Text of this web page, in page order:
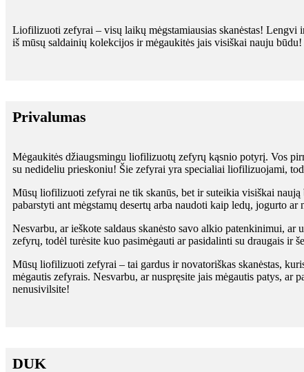
Liofilizuoti zefyrai – visų laikų mėgstamiausias skanėstas!
iš mūsų saldainių kolekcijos ir mėgaukitės jais visiškai nauju būdu!
Privalumas
Mėgaukitės džiaugsmingu liofilizuotų zefyrų kąsnio potyrį. Vos
su nedideliu prieskoniu! Šie zefyrai yra specialiai liofilizuojami,
Mūsų liofilizuoti zefyrai ne tik skanūs, bet ir suteikia visiškai
pabarstyti ant mėgstamų desertų arba naudoti kaip ledų, jogurto
Nesvarbu, ar ieškote saldaus skanėsto savo alkio patenkinimui,
zefyrų, todėl turėsite kuo pasimėgauti ar pasidalinti su draugais ir
Mūsų liofilizuoti zefyrai – tai gardus ir novatoriškas skanėstas,
mėgautis zefyrais. Nesvarbu, ar nuspręsite jais mėgautis patys,
nenusivilsite!
DUK